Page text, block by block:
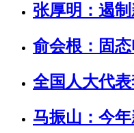
张厚明：遏
俞会根：固
全国人大代
马振山：今